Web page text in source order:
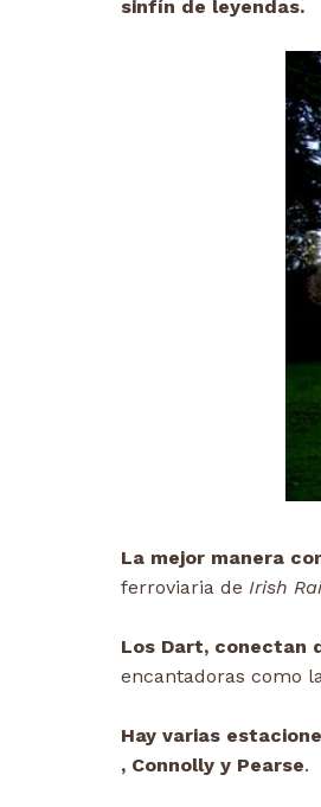
sinfín de leyendas.
La mejor manera
ferroviaria de Irish
Los Dart, conectan
encantadoras como
Hay varias
, Connolly y Pearse.